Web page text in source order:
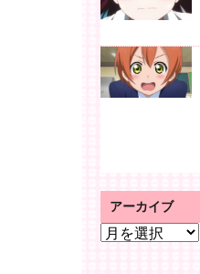
アーカイブ
ア